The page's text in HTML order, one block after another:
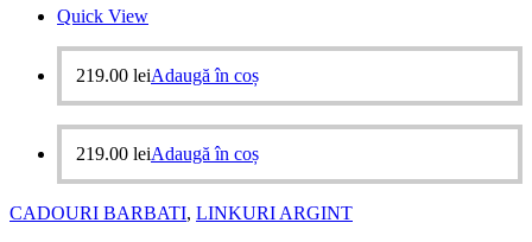
Quick View
219.00 leiAdaugă în coș
219.00 leiAdaugă în coș
CADOURI BARBATI, LINKURI ARGINT